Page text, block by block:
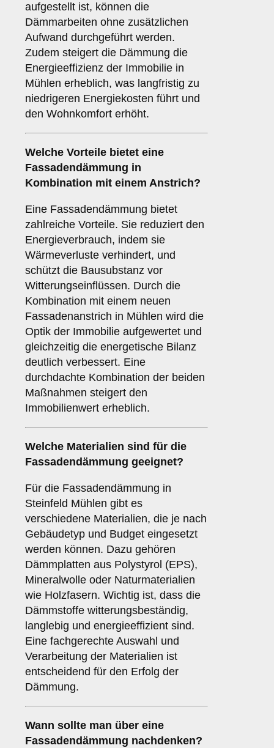
aufgestellt ist, können die
Dämmarbeiten ohne zusätzlichen
Aufwand durchgeführt werden.
Zudem steigert die Dämmung die
Energieeffizienz der Immobilie in
Mühlen erheblich, was langfristig zu
niedrigeren Energiekosten führt und
den Wohnkomfort erhöht.
Welche Vorteile bietet eine
Fassadendämmung in
Kombination mit einem Anstrich?
Eine Fassadendämmung bietet
zahlreiche Vorteile. Sie reduziert den
Energieverbrauch, indem sie
Wärmeverluste verhindert, und
schützt die Bausubstanz vor
Witterungseinflüssen. Durch die
Kombination mit einem neuen
Fassadenanstrich in Mühlen wird die
Optik der Immobilie aufgewertet und
gleichzeitig die energetische Bilanz
deutlich verbessert. Eine
durchdachte Kombination der beiden
Maßnahmen steigert den
Immobilienwert erheblich.
Welche Materialien sind für die
Fassadendämmung geeignet?
Für die Fassadendämmung in
Steinfeld Mühlen gibt es
verschiedene Materialien, die je nach
Gebäudetyp und Budget eingesetzt
werden können. Dazu gehören
Dämmplatten aus Polystyrol (EPS),
Mineralwolle oder Naturmaterialien
wie Holzfasern. Wichtig ist, dass die
Dämmstoffe witterungsbeständig,
langlebig und energieeffizient sind.
Eine fachgerechte Auswahl und
Verarbeitung der Materialien ist
entscheidend für den Erfolg der
Dämmung.
Wann sollte man über eine
Fassadendämmung nachdenken?